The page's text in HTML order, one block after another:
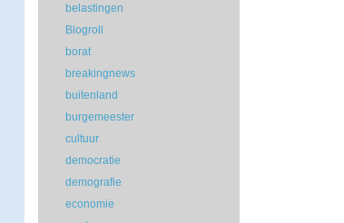
belastingen
Blogroll
borat
breakingnews
buitenland
burgemeester
cultuur
democratie
demografie
economie